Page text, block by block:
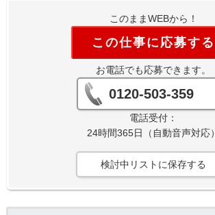
このままWEBから！
この仕事に応募する
お電話でも応募できます。
0120-503-359
電話受付：
24時間365日（自動音声対応）
検討中リストに保存する